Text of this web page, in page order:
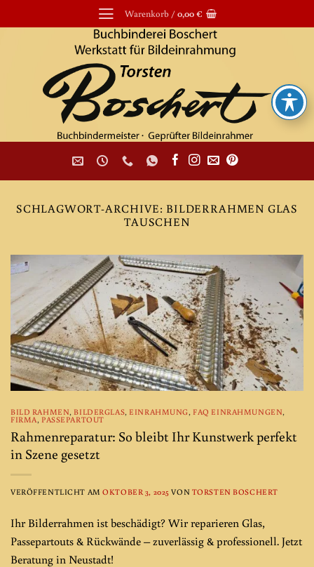
Inhalt
Warenkorb /0,00€
SCHLAGWORT-ARCHIVE: BILDERRAHMEN GLAS
TAUSCHEN
BILD RAHMEN,BILDERGLAS,EINRAHMUNG,FAQ EINRAHMUNGEN,
FIRMA,PASSEPARTOUT
Rahmenreparatur: So bleibt Ihr Kunstwerk perfekt
in Szene gesetzt
VERÖFFENTLICHT AMOKTOBER 3, 2025 VON TORSTEN BOSCHERT
Ihr Bilderrahmen ist beschädigt? Wir reparieren Glas,
Passepartouts & Rückwände – zuverlässig & professionell. Jetzt
Beratung in Neustadt!